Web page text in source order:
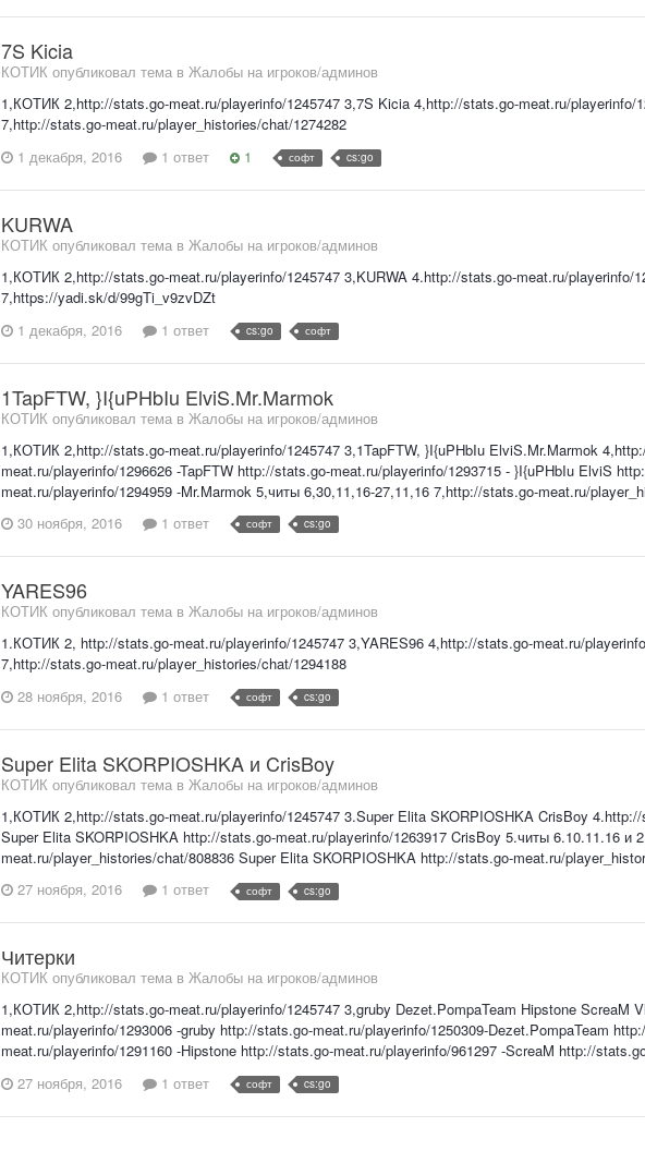
7S Kicia
КОТИК опубликовал тема в Жалобы на игроков/админов
1,КОТИК 2,http://stats.go-meat.ru/playerinfo/1245747 3,7S Kicia 4,http://stats.go-meat.ru/playerinfo/
7,http://stats.go-meat.ru/player_histories/chat/1274282
1 декабря, 2016
1 ответ 1 софт cs:go
KURWA
КОТИК опубликовал тема в Жалобы на игроков/админов
1,КОТИК 2,http://stats.go-meat.ru/playerinfo/1245747 3,KURWA 4.http://stats.go-meat.ru/playerinfo/
7,https://yadi.sk/d/99gTi_v9zvDZt
1 декабря, 2016
1 ответ cs:go софт
1TapFTW, }I{uPHbIu ElviS.Mr.Marmok
КОТИК опубликовал тема в Жалобы на игроков/админов
1,КОТИК 2,http://stats.go-meat.ru/playerinfo/1245747 3,1TapFTW, }I{uPHbIu ElviS.Mr.Marmok
meat.ru/playerinfo/1296626 -TapFTW http://stats.go-meat.ru/playerinfo/1293715 - }I{uPHbIu ElviS
meat.ru/playerinfo/1294959 -Mr.Marmok 5,читы 6,30,11,16-27,11,16 7,http://stats.go-meat.ru/
30 ноября, 2016
1 ответ софт cs:go
YARES96
КОТИК опубликовал тема в Жалобы на игроков/админов
1.КОТИК 2, http://stats.go-meat.ru/playerinfo/1245747 3,YARES96 4,http://stats.go-meat.ru/
7,http://stats.go-meat.ru/player_histories/chat/1294188
28 ноября, 2016
1 ответ софт cs:go
Super Elita SKORPIOSHKA и CrisBoy
КОТИК опубликовал тема в Жалобы на игроков/админов
1,КОТИК 2,http://stats.go-meat.ru/playerinfo/1245747 3.Super Elita SKORPIOSHKA CrisBoy
Super Elita SKORPIOSHKA http://stats.go-meat.ru/playerinfo/1263917 CrisBoy 5.читы 6.10.11.16 и
meat.ru/player_histories/chat/808836 Super Elita SKORPIOSHKA http://stats.go-meat.ru/
27 ноября, 2016
1 ответ софт cs:go
Читерки
КОТИК опубликовал тема в Жалобы на игроков/админов
1,КОТИК 2,http://stats.go-meat.ru/playerinfo/1245747 3,gruby Dezet.PompaTeam Hipstone ScreaM
meat.ru/playerinfo/1293006 -gruby http://stats.go-meat.ru/playerinfo/1250309-Dezet.PompaTeam
meat.ru/playerinfo/1291160 -Hipstone http://stats.go-meat.ru/playerinfo/961297 -ScreaM http://
27 ноября, 2016
1 ответ софт cs:go